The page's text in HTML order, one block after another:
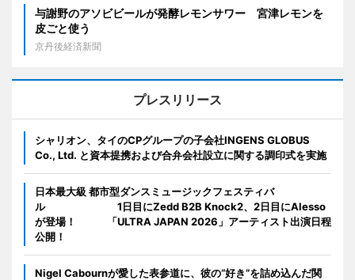
与謝野のアソビビールが発酵レモンサワー 宮津レモンを
皮ごと使う
京丹後経済新聞
プレスリリース
シャリオン、タイのCPグループの子会社INGENS GLOBUS
Co., Ltd. と資本提携および合弁会社設立に関する調印式を実施
日本最大級 都市型ダンスミュージックフェスティバ
ル 1日目にZedd B2B Knock2、2日目にAlesso
が登場！ 「ULTRA JAPAN 2026」アーティスト出演日程
公開！
Nigel Cabournが愛した表参道に、彼の“好き”を詰め込んだ関